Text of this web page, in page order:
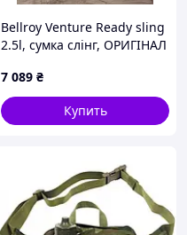
Bellroy Venture Ready sling
2.5l, сумка слінг, ОРИГІНАЛ
7 089 ₴
Купить